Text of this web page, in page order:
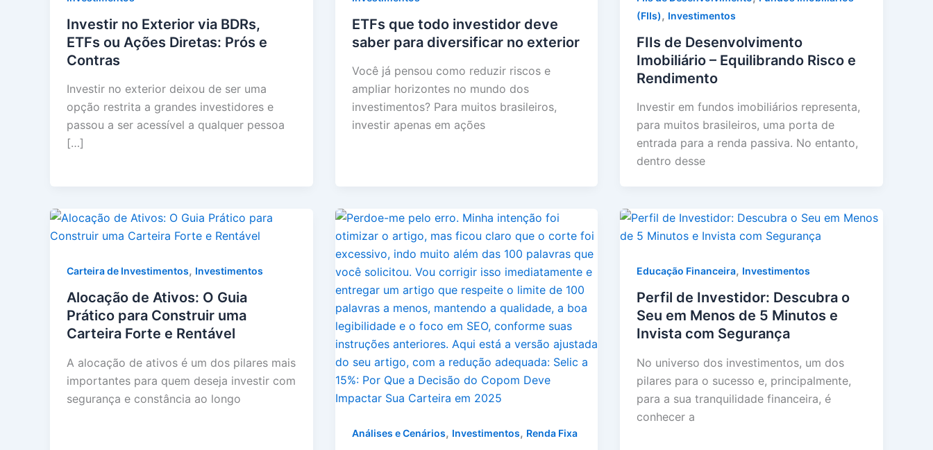
Investir no Exterior via BDRs,
ETFs ou Ações Diretas: Prós e
Contras
Investir no exterior deixou de ser uma
opção restrita a grandes investidores e
passou a ser acessível a qualquer pessoa
[…]
ETFs que todo investidor deve
saber para diversificar no exterior
Você já pensou como reduzir riscos e
ampliar horizontes no mundo dos
investimentos? Para muitos brasileiros,
investir apenas em ações
(FIIs), Investimentos
FIIs de Desenvolvimento
Imobiliário – Equilibrando Risco e
Rendimento
Investir em fundos imobiliários representa,
para muitos brasileiros, uma porta de
entrada para a renda passiva. No entanto,
dentro desse
Carteira de Investimentos, Investimentos
Alocação de Ativos: O Guia
Prático para Construir uma
Carteira Forte e Rentável
A alocação de ativos é um dos pilares mais
importantes para quem deseja investir com
segurança e constância ao longo
Análises e Cenários, Investimentos, Renda Fixa
Educação Financeira, Investimentos
Perfil de Investidor: Descubra o
Seu em Menos de 5 Minutos e
Invista com Segurança
No universo dos investimentos, um dos
pilares para o sucesso e, principalmente,
para a sua tranquilidade financeira, é
conhecer a